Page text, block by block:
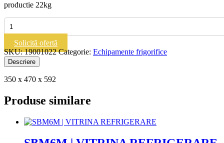
productie 22kg
Cantitate
19001022
Masina
de
produs
cuburi
de
Solicită ofertă
SKU:19001022 Categorie: Echipamente frigorifice
Descriere
350 x 470 x 592
Produse similare